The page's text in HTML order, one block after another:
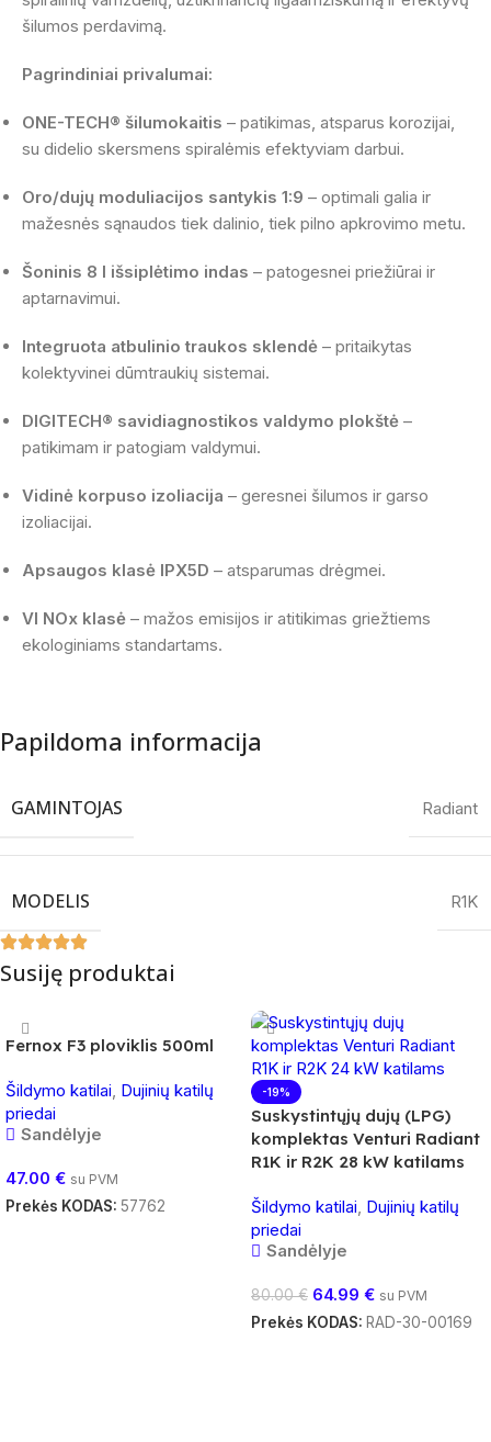
šilumos perdavimą.
Pagrindiniai privalumai:
ONE-TECH® šilumokaitis – patikimas, atsparus korozijai,
su didelio skersmens spiralėmis efektyviam darbui.
Oro/dujų moduliacijos santykis 1:9 – optimali galia ir
mažesnės sąnaudos tiek dalinio, tiek pilno apkrovimo metu.
Šoninis 8 l išsiplėtimo indas – patogesnei priežiūrai ir
aptarnavimui.
Integruota atbulinio traukos sklendė – pritaikytas
kolektyvinei dūmtraukių sistemai.
DIGITECH® savidiagnostikos valdymo plokštė –
patikimam ir patogiam valdymui.
Vidinė korpuso izoliacija – geresnei šilumos ir garso
izoliacijai.
Apsaugos klasė IPX5D – atsparumas drėgmei.
VI NOx klasė – mažos emisijos ir atitikimas griežtiems
ekologiniams standartams.
Papildoma informacija
GAMINTOJAS Radiant
MODELIS R1K
Susiję produktai
Fernox F3 ploviklis 500ml
Šildymo katilai, Dujinių katilų
priedai
Sandėlyje
47.00 € su PVM
Prekės KODAS: 57762
-19%
Suskystintųjų dujų (LPG)
komplektas Venturi Radiant
R1K ir R2K 28 kW katilams
Šildymo katilai, Dujinių katilų
priedai
Sandėlyje
80.00€ 64.99 € su PVM
Prekės KODAS: RAD-30-00169